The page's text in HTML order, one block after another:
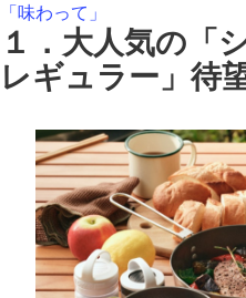
「味わって」
１．大人気の「
レギュラー」待